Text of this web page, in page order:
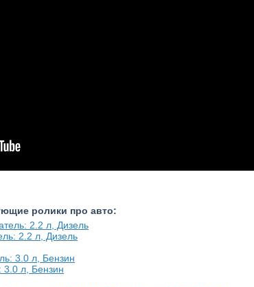
ролики про авто:
2.2 л, Дизель
3.0 л, Бензин